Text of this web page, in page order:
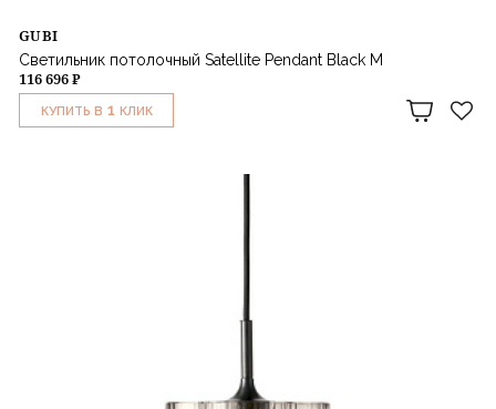
GUBI
Светильник потолочный Satellite Pendant Black M
116 696 ₽
КУПИТЬ В 1 КЛИК